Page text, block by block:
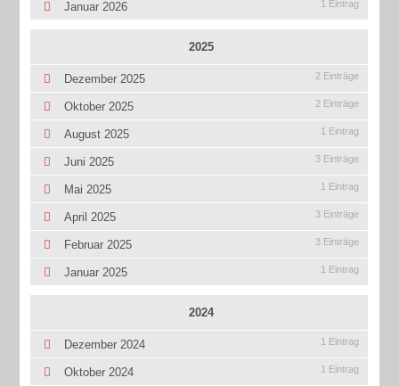
Januar 2026 1 Eintrag
2025
Dezember 2025 2 Einträge
Oktober 2025 2 Einträge
August 2025 1 Eintrag
Juni 2025 3 Einträge
Mai 2025 1 Eintrag
April 2025 3 Einträge
Februar 2025 3 Einträge
Januar 2025 1 Eintrag
2024
Dezember 2024 1 Eintrag
Oktober 2024 1 Eintrag